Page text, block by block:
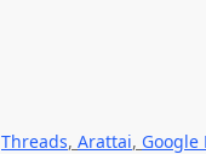
Threads, Arattai, Google